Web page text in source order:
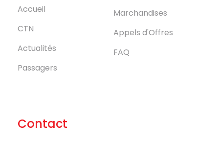
Accueil
CTN
Actualités
Passagers
Marchandises
Appels d'Offres
FAQ
Contact